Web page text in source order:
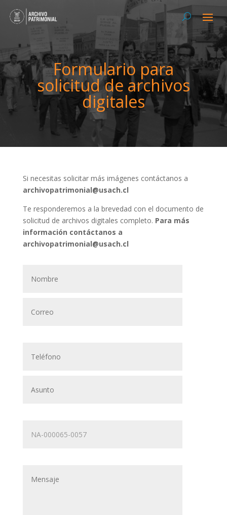
Formulario para
solicitud de archivos
digitales
Si necesitas solicitar más imágenes contáctanos a
archivopatrimonial@usach.cl
Te responderemos a la brevedad con el documento de
solicitud de archivos digitales completo. Para más
información contáctanos a
archivopatrimonial@usach.cl